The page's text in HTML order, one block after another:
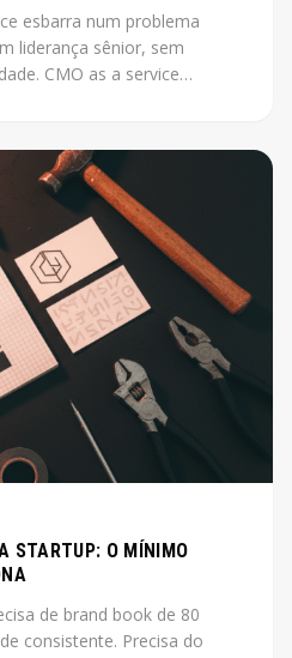
esbarra num problema
liderança sênior, sem
CMO as a service
STARTUP: O MÍNIMO
de brand book de 80
consistente. Precisa do